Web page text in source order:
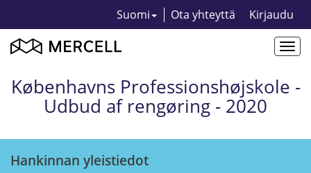
Suomi Ota yhteyttä Kirjaudu
Københavns Professionshøjskole -
Udbud af rengøring - 2020
Hankinnan yleistiedot